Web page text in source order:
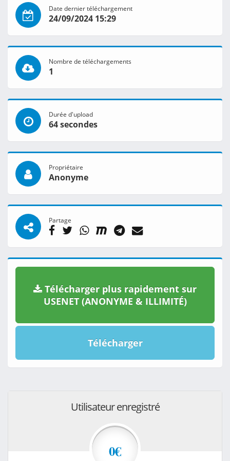
Date dernier téléchargement
24/09/2024 15:29
Nombre de téléchargements
1
Durée d'upload
64 secondes
Propriétaire
Anonyme
Partage
Télécharger plus rapidement sur
USENET (ANONYME & ILLIMITÉ)
Télécharger
Utilisateur enregistré
0€